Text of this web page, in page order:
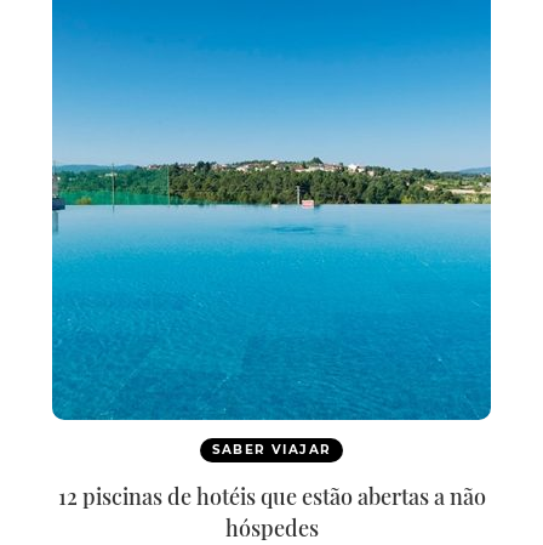
SABER VIAJAR
12 piscinas de hotéis que estão abertas a não
hóspedes